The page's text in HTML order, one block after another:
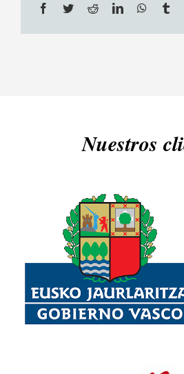
Facebook
TwitterRedditLinkedIn
Nuestros